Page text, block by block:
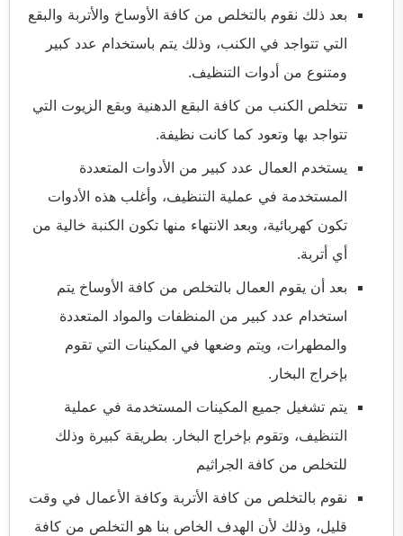
بعد ذلك نقوم بالتخلص من كافة الأوساخ والأتربة والبقع
التي تتواجد في الكنب، وذلك يتم باستخدام عدد كبير
ومتنوع من أدوات التنظيف.
تتخلص الكنب من كافة البقع الدهنية وبقع الزيوت التي
تتواجد بها وتعود كما كانت نظيفة.
يستخدم العمال عدد كبير من الأدوات المتعددة
المستخدمة في عملية التنظيف، وأغلب هذه الأدوات
تكون كهربائية، وبعد الانتهاء منها تكون الكنبة خالية من
أي أتربة.
بعد أن يقوم العمال بالتخلص من كافة الأوساخ يتم
استخدام عدد كبير من المنظفات والمواد المتعددة
والمطهرات، ويتم وضعها في المكينات التي تقوم
بإخراج البخار.
يتم تشغيل جميع المكينات المستخدمة في عملية
التنظيف، وتقوم بإخراج البخار. بطريقة كبيرة وذلك
للتخلص من كافة الجراثيم
نقوم بالتخلص من كافة الأتربة وكافة الأعمال في وقت
قليل، وذلك لأن الهدف الخاص بنا هو التخلص من كافة